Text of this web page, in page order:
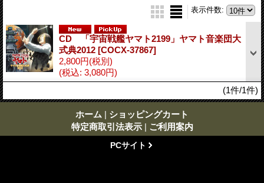
表示件数:
CD 「宇宙戦艦ヤマト2199」ヤマト音楽団大
式典2012 [COCX-37867]
2,800円(税別)
(税込: 3,080円)
(1件/1件)
ホーム | ショッピングカート
特定商取引法表示 | ご利用案内
PCサイト